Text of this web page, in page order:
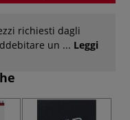
richiesti dagli
un ... Leggi